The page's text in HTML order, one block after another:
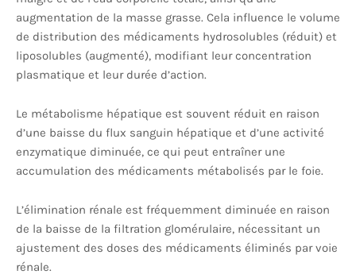
augmentation de la masse grasse. Cela influence le volume
de distribution des médicaments hydrosolubles (réduit) et
liposolubles (augmenté), modifiant leur concentration
plasmatique et leur durée d’action.
Le métabolisme hépatique est souvent réduit en raison
d’une baisse du flux sanguin hépatique et d’une activité
enzymatique diminuée, ce qui peut entraîner une
accumulation des médicaments métabolisés par le foie.
L’élimination rénale est fréquemment diminuée en raison
de la baisse de la filtration glomérulaire, nécessitant un
ajustement des doses des médicaments éliminés par voie
rénale.